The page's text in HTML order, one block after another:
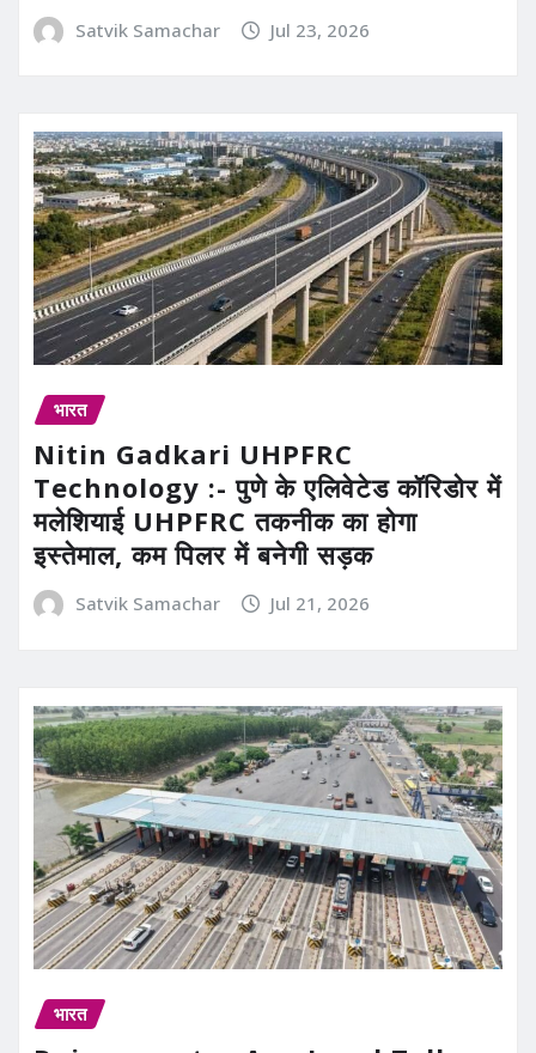
Satvik Samachar Jul 23, 2026
भारत
Nitin Gadkari UHPFRC
Technology :- पुणे के एलिवेटेड कॉरिडोर में
मलेशियाई UHPFRC तकनीक का होगा
इस्तेमाल, कम पिलर में बनेगी सड़क
Satvik Samachar Jul 21, 2026
भारत